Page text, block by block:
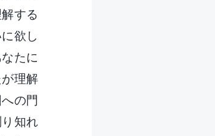
する
欲し
たに
理解
の門
知れ